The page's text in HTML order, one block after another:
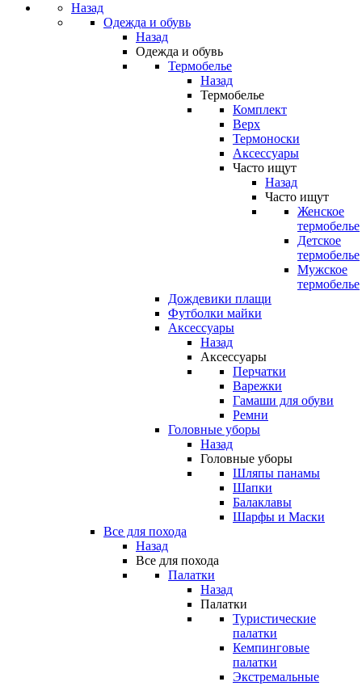
Назад
Одежда и обувь
Назад
Одежда и обувь
Термобелье
Назад
Термобелье
Комплект
Верх
Термоноски
Аксессуары
Часто ищут
Назад
Часто ищут
Женское
термобелье
Детское
термобелье
Мужское
термобелье
Дождевики плащи
Футболки майки
Аксессуары
Назад
Аксессуары
Перчатки
Варежки
Гамаши для обуви
Ремни
Головные уборы
Назад
Головные уборы
Шляпы панамы
Шапки
Балаклавы
Шарфы и Маски
Все для похода
Назад
Все для похода
Палатки
Назад
Палатки
Туристические
палатки
Кемпинговые
палатки
Экстремальные